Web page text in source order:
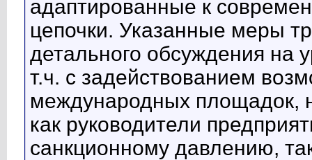
адаптированные к
цепочки. Указанные меры
детального обсуждения на
т.ч. с задействованием
международных площадок,
как руководители
санкционному давлению,